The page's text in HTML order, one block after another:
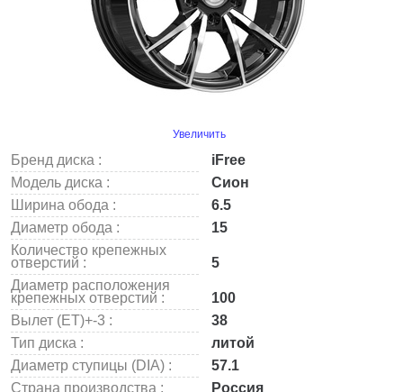
Увеличить
Бренд диска :
iFree
Модель диска :
Сион
Ширина обода :
6.5
Диаметр обода :
15
Количество крепежных
отверстий :
5
Диаметр расположения
крепежных отверстий :
100
Вылет (ET)+-3 :
38
Тип диска :
литой
Диаметр ступицы (DIA) :
57.1
Страна производства :
Россия